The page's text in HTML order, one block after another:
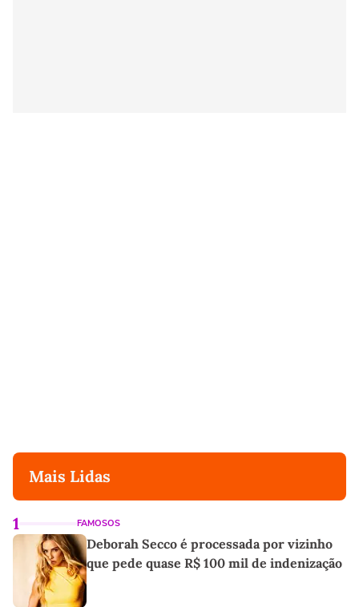
Mais Lidas
1 FAMOSOS
Deborah Secco é processada por vizinho
que pede quase R$ 100 mil de indenização